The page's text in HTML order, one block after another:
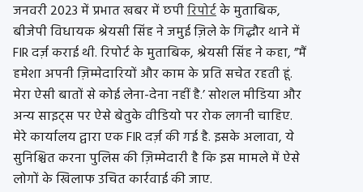
जनवरी 2023 में प्रभात खबर में छपीरिपोर्टके मुताबिक,
बीजेपी विधायक श्रेयसी सिंह ने जमुई ज़िले के गिद्धौर थाने में
FIR दर्ज़ कराई थी. रिपोर्ट के मुताबिक, श्रेयसी सिंह ने कहा, ”मैं
हमेशा अपनी ज़िम्मेदारियों और काम के प्रति सचेत रहती हूं.
मेरा ऐसी बातों से कोई लेना-देना नहीं है.’ सोशल मीडिया और
अन्य साइट्स पर ऐसे बेतुके वीडियो पर रोक लगनी चाहिए.
मेरे कार्यालय द्वारा एक FIR दर्ज़ की गई है. इसके अलावा, ये
सुनिश्चित करना पुलिस की ज़िम्मेदारी है कि इस मामले में ऐसे
लोगों के खिलाफ उचित कार्रवाई की जाए.